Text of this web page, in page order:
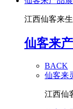
江西仙客来
仙客来
BACK
仙客来
江西仙